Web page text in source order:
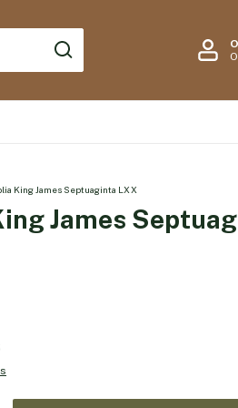
King James Septuaginta LXX
James